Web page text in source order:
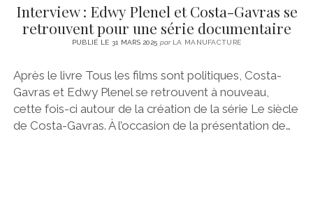
Interview : Edwy Plenel et Costa-Gavras se
retrouvent pour une série documentaire
PUBLIÉ LE 31 MARS 2025 parLA MANUFACTURE
Après le livre Tous les films sont politiques, Costa-
Gavras et Edwy Plenel se retrouvent à nouveau,
cette fois-ci autour de la création de la série Le siècle
de Costa-Gavras. À l’occasion de la présentation de…